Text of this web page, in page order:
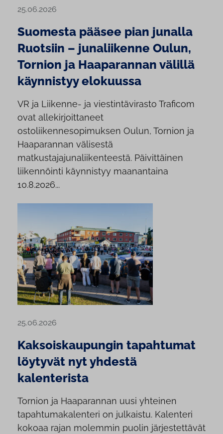
25.06.2026
Suomesta pääsee pian junalla
Ruotsiin – junaliikenne Oulun,
Tornion ja Haaparannan välillä
käynnistyy elokuussa
VR ja Liikenne- ja viestintävirasto Traficom
ovat allekirjoittaneet
ostoliikennesopimuksen Oulun, Tornion ja
Haaparannan välisestä
matkustajajunaliikenteestä. Päivittäinen
liikennöinti käynnistyy maanantaina
10.8.2026...
25.06.2026
Kaksoiskaupungin tapahtumat
löytyvät nyt yhdestä
kalenterista
Tornion ja Haaparannan uusi yhteinen
tapahtumakalenteri on julkaistu. Kalenteri
kokoaa rajan molemmin puolin järjestettävät